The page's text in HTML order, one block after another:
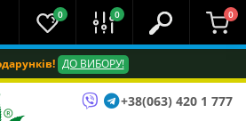
ДО ВИБОРУ!
0 0 0
+38(063) 420 1 777